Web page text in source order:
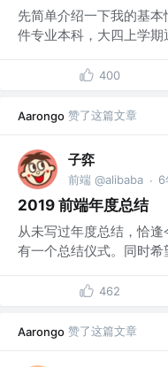
先简单介绍一下我的基
件专业本科，大四上学期
400
Aarongo 赞了这篇文章
子弈
前端 @alibaba · 6
2019 前端年度总结
从未写过年度总结，恰
有一个总结仪式。同时希
462
Aarongo 赞了这篇文章